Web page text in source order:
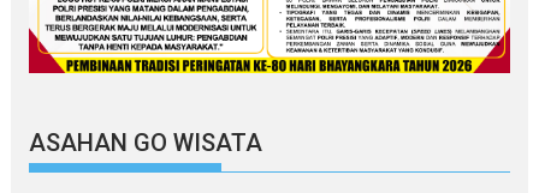
ASAHAN GO WISATA